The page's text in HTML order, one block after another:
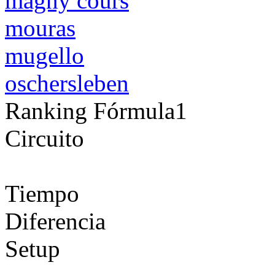
mouras
mugello
oschersleben
Ranking Fórmula1
Circuito
Tiempo
Diferencia
Setup